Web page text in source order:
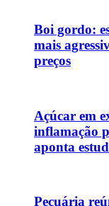
Boi gordo:
mais
preços
Açúcar em
inflamação
aponta
Pecuária